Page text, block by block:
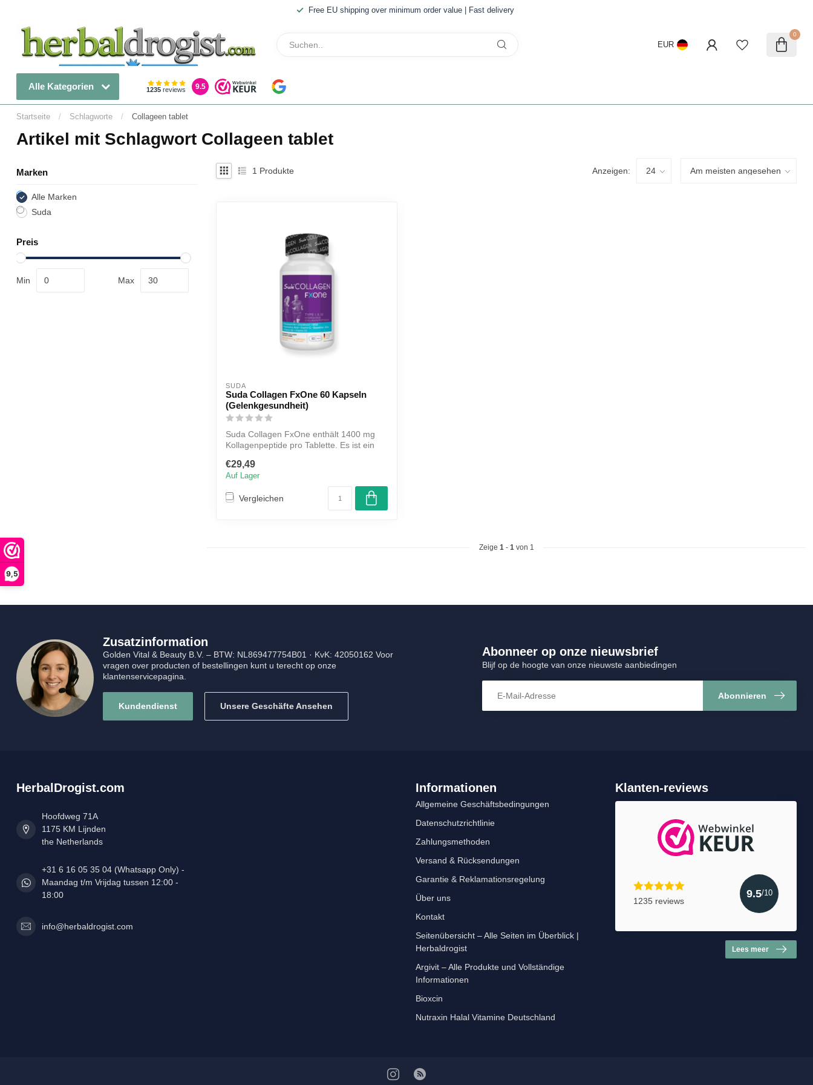
9,5
Free EU shipping over minimum order value | Fast delivery
EUR
0
Alle Kategorien 1235 reviews 9.5
Startseite / Schlagworte / Collageen tablet
Artikel mit Schlagwort Collageen tablet
Marken
Alle Marken
Suda
Preis
Min Max
1 Produkte Anzeigen:
SUDA
Suda Collagen FxOne 60 Kapseln
(Gelenkgesundheit)
Suda Collagen FxOne enthält 1400 mg
Kollagenpeptide pro Tablette. Es ist ein
€29,49
Auf Lager
Vergleichen
Zeige 1- 1von 1
Zusatzinformation
Golden Vital & Beauty B.V. – BTW: NL869477754B01 · KvK: 42050162 Voor
vragen over producten of bestellingen kunt u terecht op onze
klantenservicepagina.
Kundendienst Unsere Geschäfte Ansehen
Abonneer op onze nieuwsbrief
Blijf op de hoogte van onze nieuwste aanbiedingen
Abonnieren
HerbalDrogist.com
Hoofdweg 71A
1175 KM Lijnden
the Netherlands
+31 6 16 05 35 04 (Whatsapp Only) -
Maandag t/m Vrijdag tussen 12:00 -
18:00
info@herbaldrogist.com
Informationen
Allgemeine Geschäftsbedingungen
Datenschutzrichtlinie
Zahlungsmethoden
Versand & Rücksendungen
Garantie & Reklamationsregelung
Über uns
Kontakt
Seitenübersicht – Alle Seiten im Überblick |
Herbaldrogist
Argivit – Alle Produkte und Vollständige
Informationen
Bioxcin
Nutraxin Halal Vitamine Deutschland
Klanten-reviews
1235 reviews
9.5/10
Lees meer